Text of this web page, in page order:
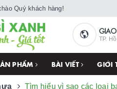
Quý khách hàng!
TP.
PHẨM BÀI VIẾT GIỚI
Tìm hiểu vì sao các loại